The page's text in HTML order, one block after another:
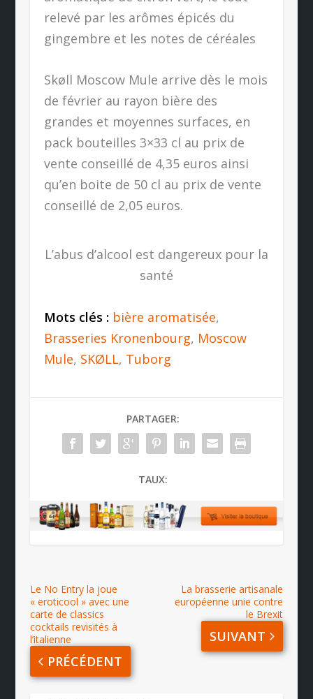
relevé par les arômes épicés du
gingembre et les notes de céréales
Skøll Moscow Mule arrive dès le mois
de février au rayon bière des
grandes et moyennes surfaces, en
pack bouteilles 3×33 cl au prix de
vente conseillé de 4,35 euros ainsi
qu’en boite de 50 cl au prix de vente
conseillé de 2,05 euros.
L’abus d’alcool est dangereux pour la
santé
Mots clés : bière aromatisée,
Brasseries Kronenbourg, Moscow
Mule, SKØLL, Tuborg
PARTAGER:
TAUX:
Le No Entry la joue
« eroticool » avec une
carte de classics
cocktails revisités à
l’italienne
PRÉCÉDENT
La brasserie artisanale
européenne unie contre
le Brexit
SUIVANT